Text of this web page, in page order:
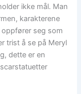
ikke mål. Man
karakterene
seg som
trist å se på Meryl
dette er en